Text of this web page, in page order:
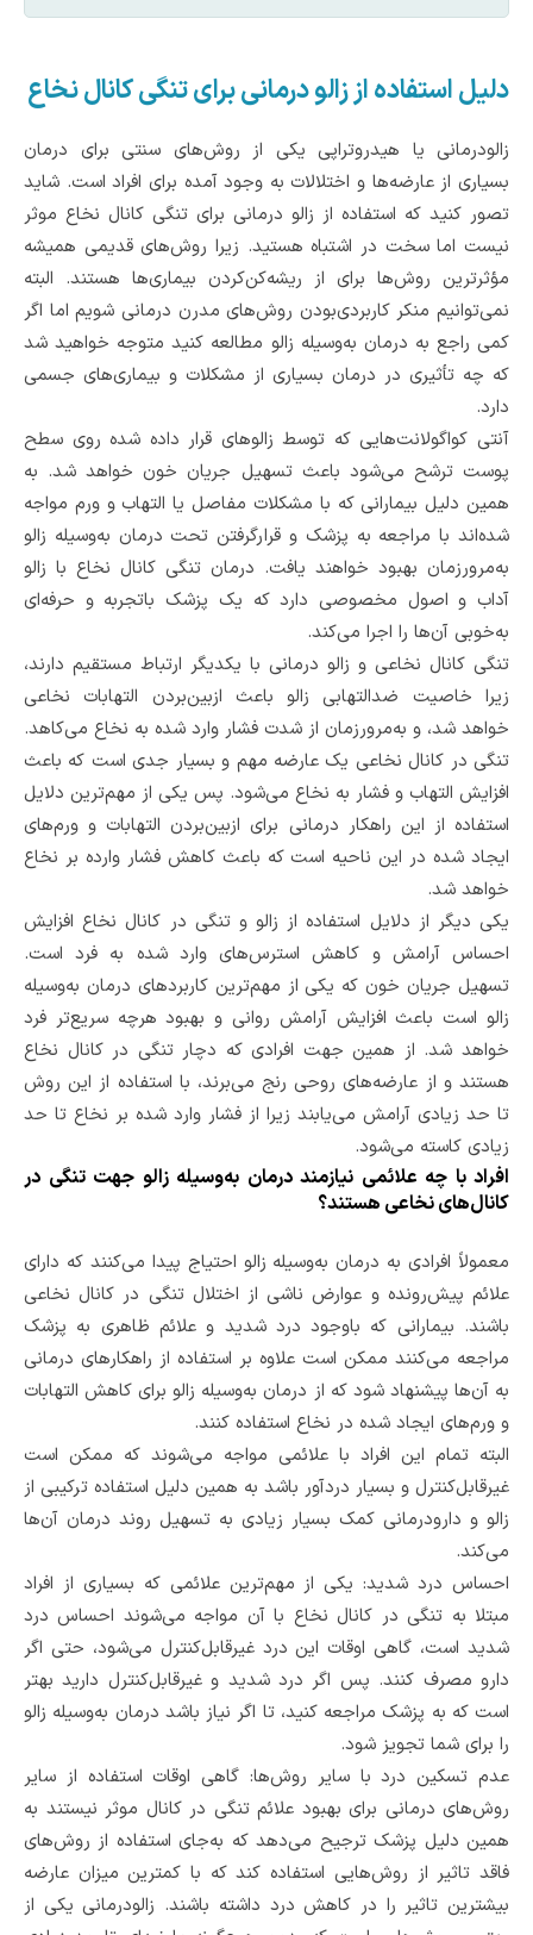
دلیل استفاده از زالو درمانی برای تنگی کانال نخاع
زالودرمانی یا هیدروتراپی یکی از روش‌های سنتی برای درمان
بسیاری از عارضه‌ها و اختلالات به وجود آمده برای افراد است. شاید
تصور کنید که استفاده از زالو درمانی برای تنگی کانال نخاع موثر
نیست اما سخت در اشتباه هستید. زیرا روش‌های قدیمی همیشه
مؤثرترین روش‌ها برای از ریشه‌کن‌کردن بیماری‌ها هستند‌. البته
نمی‌توانیم منکر کاربردی‌بودن روش‌های مدرن درمانی شویم اما اگر
کمی راجع به درمان به‌وسیله زالو مطالعه کنید متوجه خواهید شد
که چه تأثیری در درمان بسیاری از مشکلات و بیماری‌های جسمی
دارد.
آنتی کواگولانت‌هایی که توسط زالوهای قرار داده شده روی سطح
پوست ترشح می‌شود باعث تسهیل جریان خون خواهد شد. به
همین دلیل بیمارانی که با مشکلات مفاصل یا التهاب و ورم مواجه
شده‌اند با مراجعه به پزشک و قرارگرفتن تحت درمان به‌وسیله زالو
به‌مرورزمان بهبود خواهند یافت. درمان تنگی کانال نخاع با زالو
آداب و اصول مخصوصی دارد که یک پزشک باتجربه و حرفه‌ای
به‌خوبی آن‌ها را اجرا می‌کند.
تنگی کانال نخاعی و زالو درمانی با یکدیگر ارتباط مستقیم دارند،
زیرا خاصیت ضدالتهابی زالو باعث ازبین‌بردن التهابات نخاعی
خواهد شد، و به‌مرورزمان از شدت فشار وارد شده به نخاع می‌کاهد.
تنگی در کانال نخاعی یک عارضه مهم و بسیار جدی است که باعث
افزایش التهاب و فشار به نخاع می‌شود. پس یکی از مهم‌ترین دلایل
استفاده از این راهکار درمانی برای ازبین‌بردن التهابات و ورم‌های
ایجاد شده در این ناحیه است که باعث کاهش فشار وارده بر نخاع
خواهد شد.
یکی دیگر از دلایل استفاده از زالو و تنگی در کانال نخاع افزایش
احساس آرامش و کاهش استرس‌های وارد شده به فرد است.
تسهیل جریان خون که یکی از مهم‌ترین کاربردهای درمان به‌وسیله
زالو است باعث افزایش آرامش روانی و بهبود هرچه سریع‌تر فرد
خواهد شد. از همین جهت افرادی که دچار تنگی در کانال نخاع
هستند و از عارضه‌های روحی رنج می‌برند، با استفاده از این روش
تا حد زیادی آرامش می‌یابند زیرا از فشار وارد شده بر نخاع تا حد
زیادی کاسته می‌شود.
افراد با چه علائمی نیازمند درمان به‌وسیله زالو جهت تنگی در
کانال‌های نخاعی هستند؟
معمولاً افرادی به درمان به‌وسیله زالو احتیاج پیدا می‌کنند که دارای
علائم پیش‌رونده و عوارض ناشی از اختلال تنگی در کانال نخاعی
باشند. بیمارانی که باوجود درد شدید و علائم ظاهری به پزشک
مراجعه می‌کنند ممکن است علاوه بر استفاده از راهکارهای درمانی
به آن‌ها پیشنهاد شود که از درمان به‌وسیله زالو برای کاهش التهابات
و ورم‌های ایجاد شده در نخاع استفاده کنند.
البته تمام این افراد با علائمی مواجه می‌شوند که ممکن است
غیرقابل‌کنترل و بسیار دردآور باشد به همین دلیل استفاده ترکیبی از
زالو و دارودرمانی کمک بسیار زیادی به تسهیل روند درمان آن‌ها
می‌کند‌.
احساس درد شدید: یکی از مهم‌ترین علائمی که بسیاری از افراد
مبتلا به تنگی در کانال نخاع با آن مواجه می‌شوند احساس درد
شدید است، گاهی اوقات این درد غیرقابل‌کنترل می‌شود، حتی اگر
دارو مصرف کنند. پس اگر درد شدید و غیرقابل‌کنترل دارید بهتر
است که به پزشک مراجعه کنید، تا اگر نیاز باشد درمان به‌وسیله زالو
را برای شما تجویز شود.
عدم تسکین درد با سایر روش‌ها: گاهی اوقات استفاده از سایر
روش‌های درمانی برای بهبود علائم تنگی در کانال موثر نیستند به
همین دلیل پزشک ترجیح می‌دهد که به‌جای استفاده از روش‌های
فاقد تاثیر از روش‌هایی استفاده کند که با کمترین میزان عارضه
بیشترین تاثیر را در کاهش درد داشته باشند. زالودرمانی یکی از